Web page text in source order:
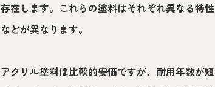
存在します。これらの塗料はそれぞれ異なる特
などが異なります。
アクリル塗料は比較的安価ですが、耐用年数が